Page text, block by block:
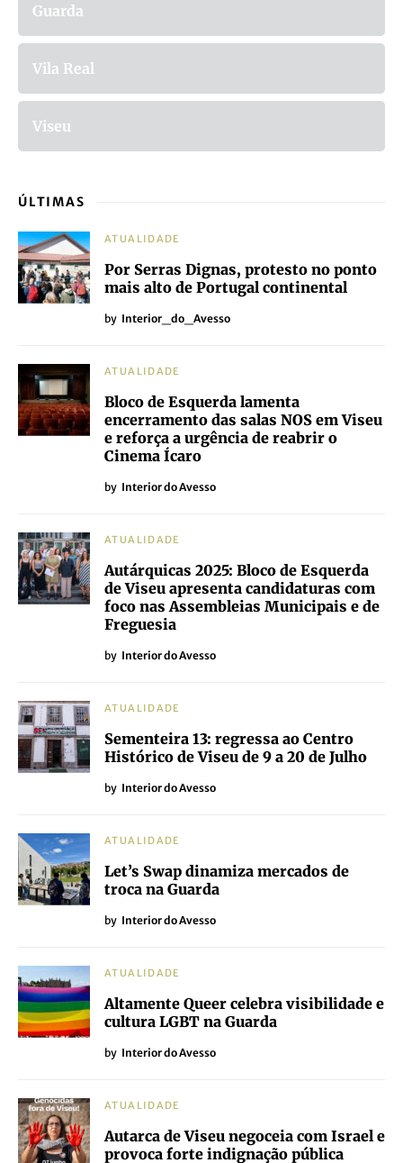
Guarda
Vila Real
Viseu
ÚLTIMAS
ATUALIDADE
Por Serras Dignas, protesto no ponto
mais alto de Portugal continental
by Interior_do_Avesso
ATUALIDADE
Bloco de Esquerda lamenta
encerramento das salas NOS em Viseu
e reforça a urgência de reabrir o
Cinema Ícaro
by Interior do Avesso
ATUALIDADE
Autárquicas 2025: Bloco de Esquerda
de Viseu apresenta candidaturas com
foco nas Assembleias Municipais e de
Freguesia
by Interior do Avesso
ATUALIDADE
Sementeira 13: regressa ao Centro
Histórico de Viseu de 9 a 20 de Julho
by Interior do Avesso
ATUALIDADE
Let’s Swap dinamiza mercados de
troca na Guarda
by Interior do Avesso
ATUALIDADE
Altamente Queer celebra visibilidade e
cultura LGBT na Guarda
by Interior do Avesso
ATUALIDADE
Autarca de Viseu negoceia com Israel e
provoca forte indignação pública